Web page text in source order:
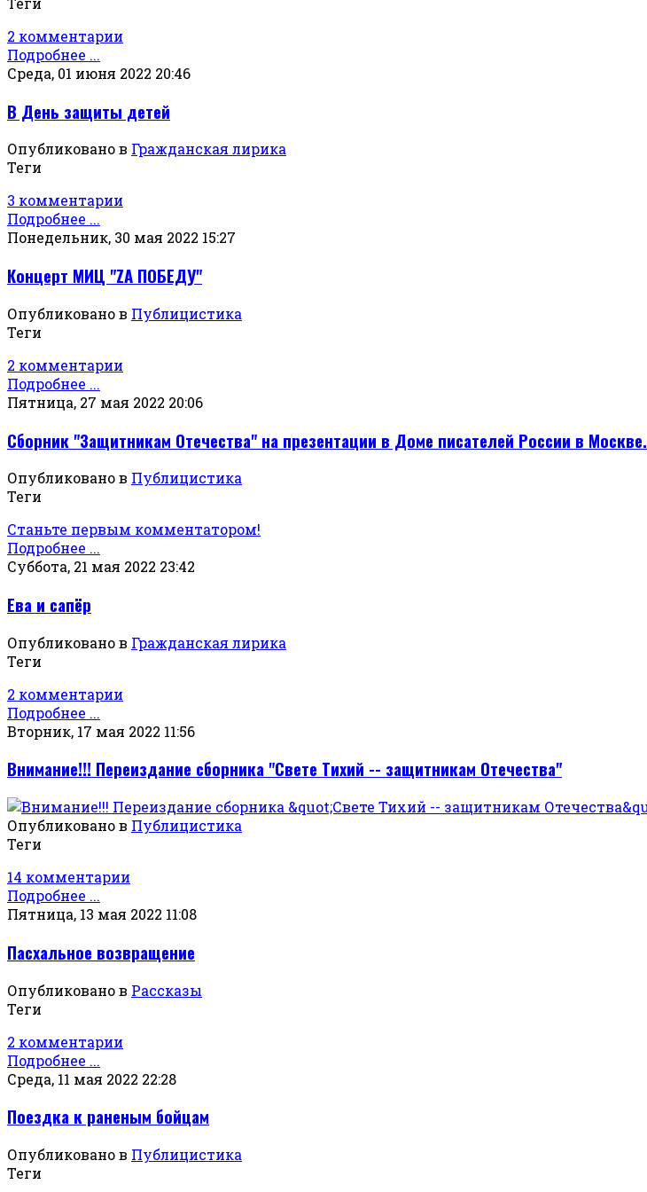
2 комментарии
Подробнее ...
Среда, 01 июня 2022 20:46
В День защиты детей
Опубликовано в Гражданская лирика
Теги
3 комментарии
Подробнее ...
Понедельник, 30 мая 2022 15:27
Концерт МИЦ "ZА ПОБЕДУ"
Опубликовано в Публицистика
Теги
2 комментарии
Подробнее ...
Пятница, 27 мая 2022 20:06
Сборник "Защитникам Отечества" на презентации в Доме писателей России в Москве.
Опубликовано в Публицистика
Теги
Станьте первым комментатором!
Подробнее ...
Суббота, 21 мая 2022 23:42
Ева и сапёр
Опубликовано в Гражданская лирика
Теги
2 комментарии
Подробнее ...
Вторник, 17 мая 2022 11:56
Внимание!!! Переиздание сборника "Свете Тихий -- защитникам Отечества"
Опубликовано в Публицистика
Теги
14 комментарии
Подробнее ...
Пятница, 13 мая 2022 11:08
Пасхальное возвращение
Опубликовано в Рассказы
Теги
2 комментарии
Подробнее ...
Среда, 11 мая 2022 22:28
Поездка к раненым бойцам
Опубликовано в Публицистика
Теги